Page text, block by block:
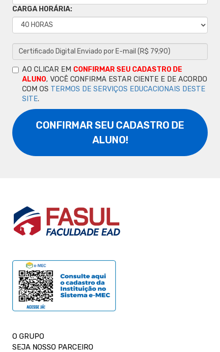
CARGA HORÁRIA:
AO CLICAR EM CONFIRMAR SEU CADASTRO DE
ALUNO, VOCÊ CONFIRMA ESTAR CIENTE E DE ACORDO
COM OS TERMOS DE SERVIÇOS EDUCACIONAIS DESTE
SITE.
CONFIRMAR SEU CADASTRO DE
ALUNO!
O GRUPO
SEJA NOSSO PARCEIRO